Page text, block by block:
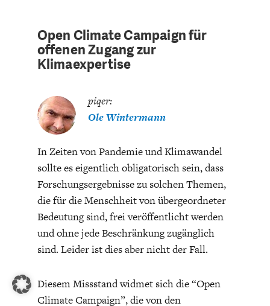
Open Climate Campaign für
offenen Zugang zur
Klimaexpertise
piqer:
Ole Wintermann
In Zeiten von Pandemie und Klimawandel
sollte es eigentlich obligatorisch sein, dass
Forschungsergebnisse zu solchen Themen,
die für die Menschheit von übergeordneter
Bedeutung sind, frei veröffentlicht werden
und ohne jede Beschränkung zugänglich
sind. Leider ist dies aber nicht der Fall.
Diesem Missstand widmet sich die “Open
Climate Campaign”, die von den